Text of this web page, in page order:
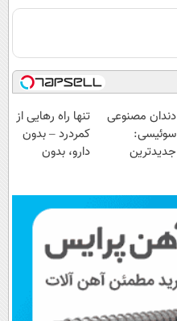
دندان مصنوعی
سوئیسی:
جدیدترین
پرداخت قسطی
تنها راه رهایی از
کمردرد – بدون
دارو، بدون